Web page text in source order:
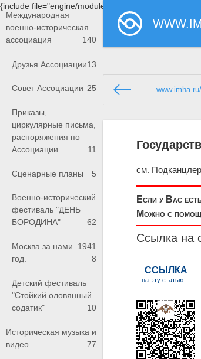
{include file="engine/modules/saperu/head.php"}
Международная
военно-историческая
ассоциация
140
Друзья Ассоциации13
Совет Ассоциации 25
Приказы,
циркулярные письма,
распоряжения по
Ассоциации
11
Сценарные планы 5
Военно-исторический
фестиваль "ДЕНЬ
БОРОДИНА"
62
Москва за нами. 1941
год.
8
Детский фестиваль
"Стойкий оловянный
содатик"
10
Историческая музыка и
видео
77
www.imha.ru/
см. Подканцлер
Если у Вас
Можно с
Ссылка на